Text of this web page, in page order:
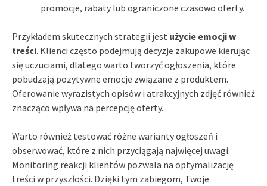
promocje, rabaty lub ograniczone czasowo oferty.
Przykładem skutecznych strategii jest użycie emocji w
treści. Klienci często podejmują decyzje zakupowe kierując
się uczuciami, dlatego warto tworzyć ogłoszenia, które
pobudzają pozytywne emocje związane z produktem.
Oferowanie wyrazistych opisów i atrakcyjnych zdjęć również
znacząco wpływa na percepcję oferty.
Warto również testować różne warianty ogłoszeń i
obserwować, które z nich przyciągają najwięcej uwagi.
Monitoring reakcji klientów pozwala na optymalizację
treści w przyszłości. Dzięki tym zabiegom, Twoje